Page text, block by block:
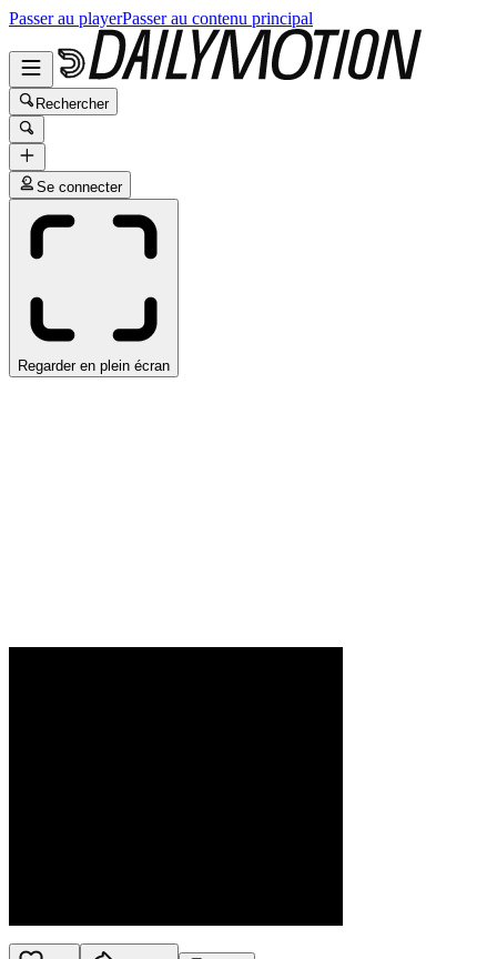
Passer au playerPasser au contenu principal
Rechercher
Se connecter
Regarder en plein écran